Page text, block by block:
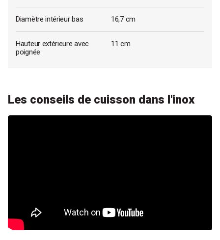
Diamètre intérieur bas 16,7 cm
Hauteur extérieure avec
poignée
11 cm
Les conseils de cuisson dans l'inox